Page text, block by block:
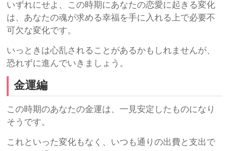
いずれにせよ、この時期にあなたの恋愛に起きる変化
は、あなたの魂が求める幸福を手に入れる上で必要不
可欠な変化です。
いっときは心乱されることがあるかもしれませんが、
恐れずに進んでいきましょう。
金運編
この時期のあなたの金運は、一見安定したものになり
そうです。
これといった変化もなく、いつも通りの出費と支出で